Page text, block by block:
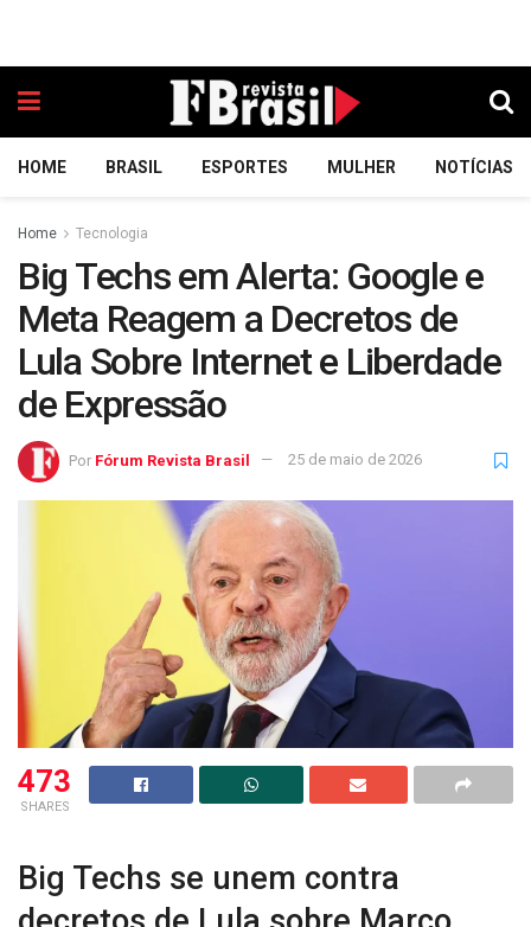
HOME BRASIL ESPORTES MULHER NOTÍCIAS
Home Tecnologia
Big Techs em Alerta: Google e
Meta Reagem a Decretos de
Lula Sobre Internet e Liberdade
de Expressão
Por Fórum Revista Brasil 25 de maio de 2026
473
SHARES
Big Techs se unem contra